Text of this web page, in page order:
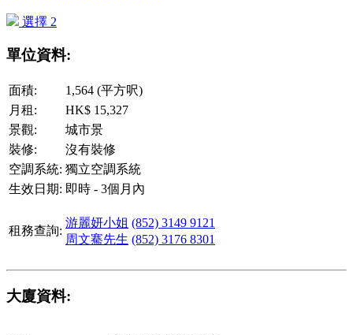
選擇 2
單位資料:
面積:
1,564 (平方呎)
月租:
HK$ 15,327
景觀:
城市景
裝修:
沒有裝修
空調系統: 獨立空調系統
生效日期: 即時 - 3個月內
租務查詢:
游麗妍小姐 (852) 3149 9121
周文騫先生 (852) 3176 8301
大廈資料: